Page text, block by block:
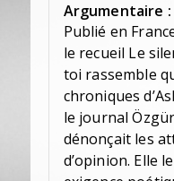
Argumentaire :
Publié en
le recueil Le
toi rassemble
chroniques
le journal
dénonçait les
d’opinion. Elle